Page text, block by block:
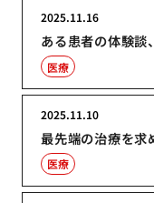
ある患者の体験談
2025.11.16
医療
最先端の治療を求
2025.11.10
医療